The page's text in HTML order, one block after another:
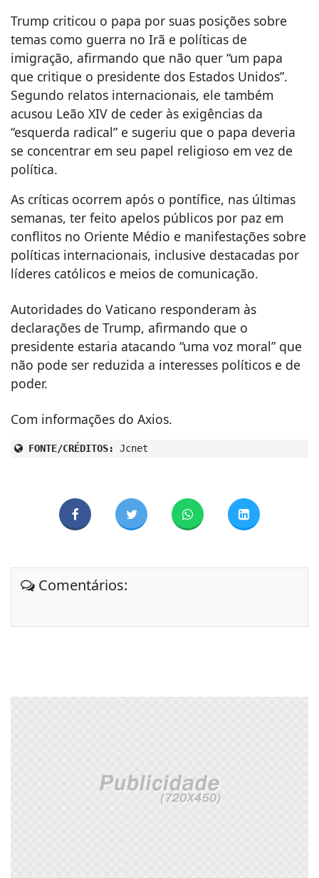
Trump criticou o papa por suas posições sobre
temas como guerra no Irã e políticas de
imigração, afirmando que não quer “um papa
que critique o presidente dos Estados Unidos”.
Segundo relatos internacionais, ele também
acusou Leão XIV de ceder às exigências da
“esquerda radical” e sugeriu que o papa deveria
se concentrar em seu papel religioso em vez de
política.
As críticas ocorrem após o pontífice, nas últimas
semanas, ter feito apelos públicos por paz em
conflitos no Oriente Médio e manifestações sobre
políticas internacionais, inclusive destacadas por
líderes católicos e meios de comunicação.
Autoridades do Vaticano responderam às
declarações de Trump, afirmando que o
presidente estaria atacando “uma voz moral” que
não pode ser reduzida a interesses políticos e de
poder.
Com informações do Axios.
FONTE/CRÉDITOS: Jcnet
Comentários: